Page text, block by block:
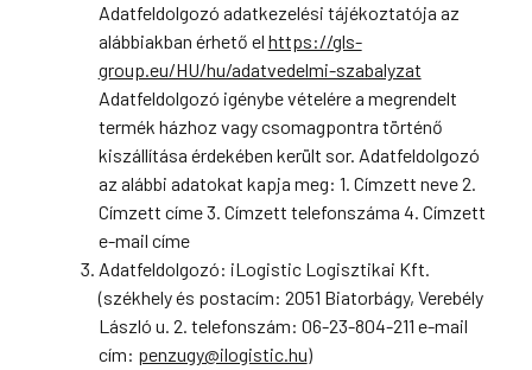
Adatfeldolgozó adatkezelési tájékoztatója az
alábbiakban érhető el https://gls-
group.eu/HU/hu/adatvedelmi-szabalyzat
Adatfeldolgozó igénybe vételére a megrendelt
termék házhoz vagy csomagpontra történő
kiszállítása érdekében került sor. Adatfeldolgozó
az alábbi adatokat kapja meg: 1. Címzett neve 2.
Címzett címe 3. Címzett telefonszáma 4. Címzett
e-mail címe
Adatfeldolgozó: iLogistic Logisztikai Kft.
(székhely és postacím: 2051 Biatorbágy, Verebély
László u. 2. telefonszám: 06-23-804-211 e-mail
cím: penzugy@ilogistic.hu)